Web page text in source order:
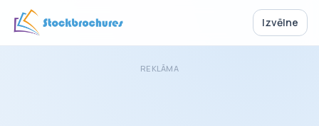
Izvēlne
REKLĀMA